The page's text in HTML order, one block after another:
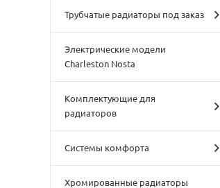
Трубчатые радиаторы под заказ
Электрические модели
Charleston Nosta
Комплектующие для
радиаторов
Системы комфорта
Хромированные радиаторы